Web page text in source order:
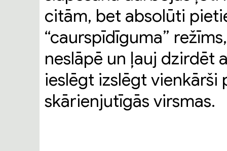
citām, bet absolūti
“caurspīdīguma”
neslāpē un ļauj dzirdēt
ieslēgt izslēgt
skārienjutīgās virsmas.